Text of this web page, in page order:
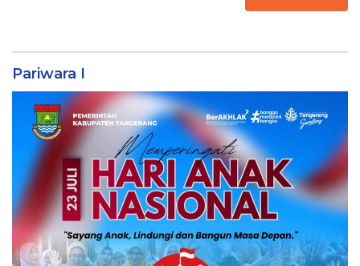
Pariwara I